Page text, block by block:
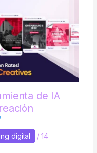
de IA
digital / 14